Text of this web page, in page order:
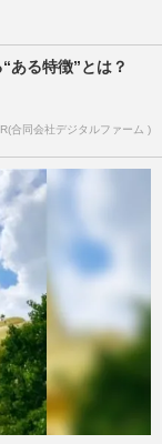
ある特徴”とは？
合同会社デジタルファーム )